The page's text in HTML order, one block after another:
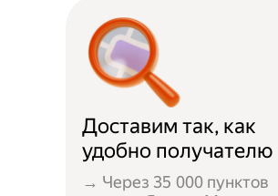
Доставим так, как
удобно получателю
→ Через 35 000 пунктов